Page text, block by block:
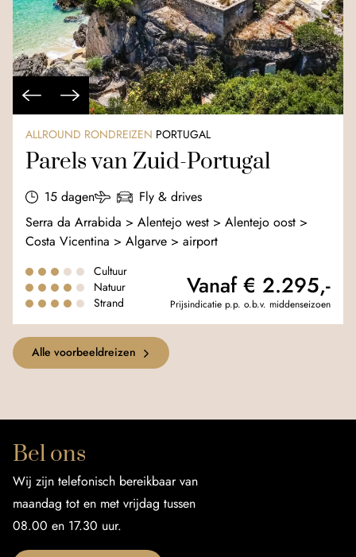
ALLROUND RONDREIZEN PORTUGAL
Parels van Zuid-Portugal
15 dagen
Fly & drives
Serra da Arrabida > Alentejo west > Alentejo oost >
Costa Vicentina > Algarve > airport
Cultuur
Natuur
Strand
Vanaf € 2.295,-
Prijsindicatie p.p. o.b.v. middenseizoen
Alle voorbeeldreizen
Bel ons
Wij zijn telefonisch bereikbaar van
maandag tot en met vrijdag tussen
08.00 en 17.30 uur.